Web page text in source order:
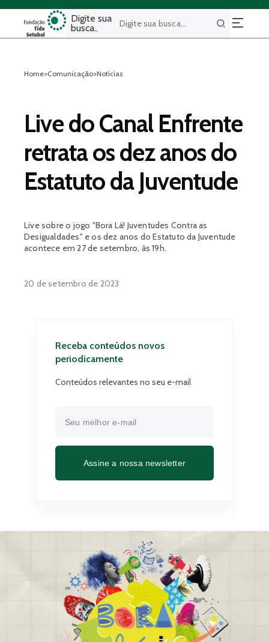
Digite sua
busca..
Buscar
Home>Comunicação>Notícias
Live do Canal Enfrente
retrata os dez anos do
Estatuto da Juventude
Live sobre o jogo "Bora Lá! Juventudes Contra as
Desigualdades" e os dez anos do Estatuto da Juventude
acontece em 27 de setembro, às 19h.
20 de setembro de 2023
Receba conteúdos novos
periodicamente
Conteúdos relevantes no seu e-mail
Assine a nossa newsletter